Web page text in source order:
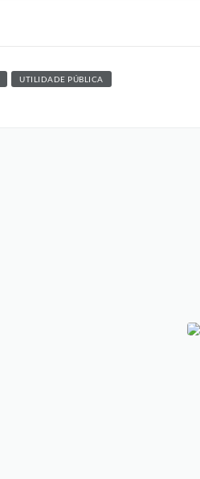
UTILIDADE PÚBLICA